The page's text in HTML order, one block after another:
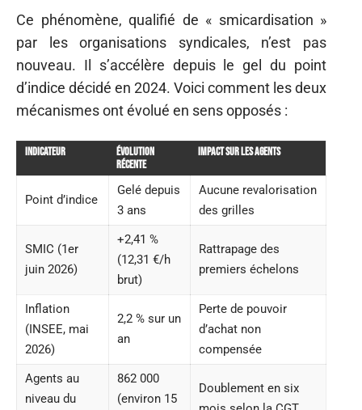
Ce phénomène, qualifié de « smicardisation »
par les organisations syndicales, n’est pas
nouveau. Il s’accélère depuis le gel du point
d’indice décidé en 2024. Voici comment les deux
mécanismes ont évolué en sens opposés :
Indicateur
Évolution
récente
Impact sur les agents
Point d’indice
Gelé depuis
3 ans
Aucune revalorisation
des grilles
SMIC (1er
juin 2026)
+2,41 %
(12,31 €/h
brut)
Rattrapage des
premiers échelons
Inflation
(INSEE, mai
2026)
2,2 % sur un
an
Perte de pouvoir
d’achat non
compensée
Agents au
niveau du
862 000
(environ 15
Doublement en six